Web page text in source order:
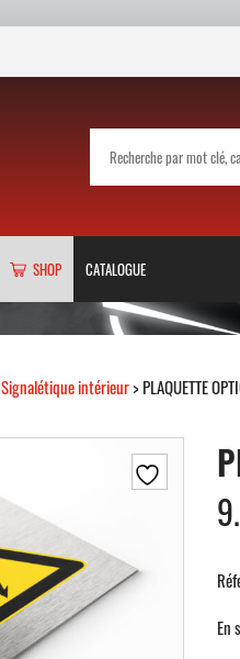
SHOP CATALOGUE
Signalétique intérieur> PLAQUETTE
En